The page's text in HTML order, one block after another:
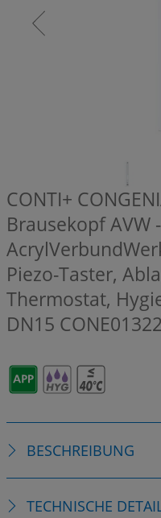
CONTI+
Brausekopf AVW -
Piezo-Taster,
Thermostat,
DN15
BESCHREIBUNG
TECHNISCHE